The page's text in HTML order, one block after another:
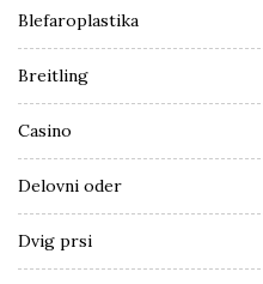
Blefaroplastika
Breitling
Casino
Delovni oder
Dvig prsi